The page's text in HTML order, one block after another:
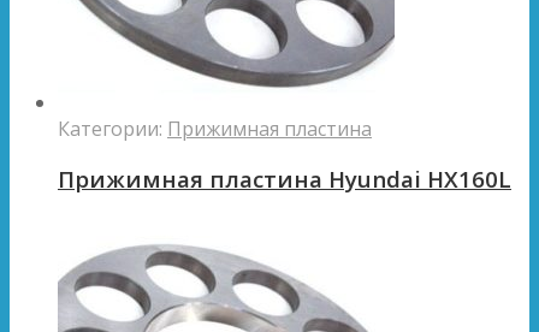
Категории: Прижимная пластина
Прижимная пластина Hyundai HX160L